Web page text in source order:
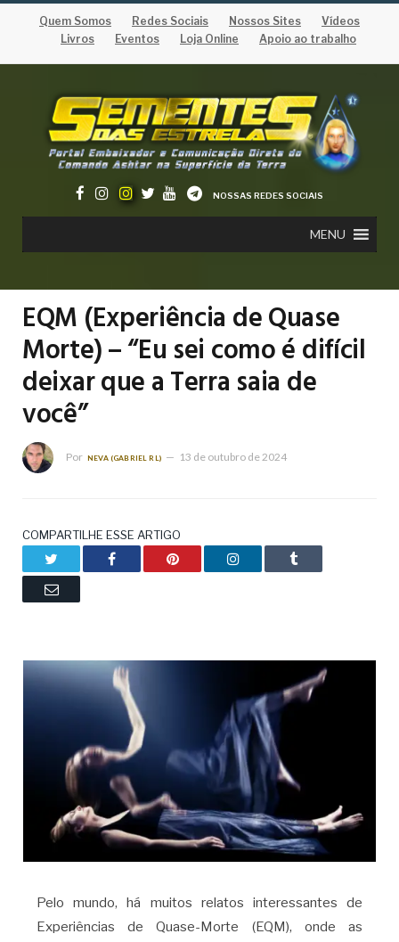
Quem Somos Redes Sociais Nossos Sites
Vídeos
Livros
Eventos Loja Online Apoio ao trabalho
NOSSAS REDES SOCIAIS
MENU
EQM (Experiência de Quase
Morte) – “Eu sei como é difícil
deixar que a Terra saia de
você”
Por NEVA (GABRIEL RL) 13 de outubro de 2024
COMPARTILHE ESSE ARTIGO
Facebook Pinterest LinkedIn Tumblr
Email
Pelo mundo, há muitos relatos interessantes de
Experiências de Quase-Morte (EQM), onde as